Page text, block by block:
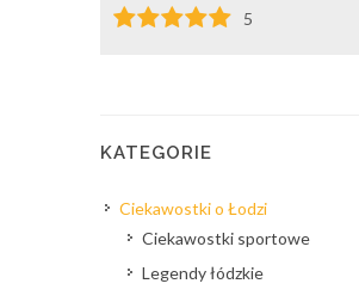
5
KATEGORIE
Ciekawostki o Łodzi
Ciekawostki sportowe
Legendy łódzkie